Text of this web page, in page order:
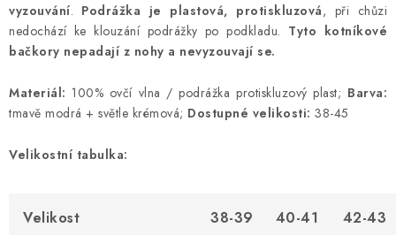
vyzouvání. Podrážka je plastová, protiskluzová, při chůzi
nedochází ke klouzání podrážky po podkladu. Tyto kotníkové
bačkory nepadají z nohy a nevyzouvají se.
Materiál: 100% ovčí vlna / podrážka protiskluzový plast; Barva:
tmavě modrá + světle krémová; Dostupné velikosti: 38-45
Velikostní tabulka:
Velikost 38-39 40-41 42-43